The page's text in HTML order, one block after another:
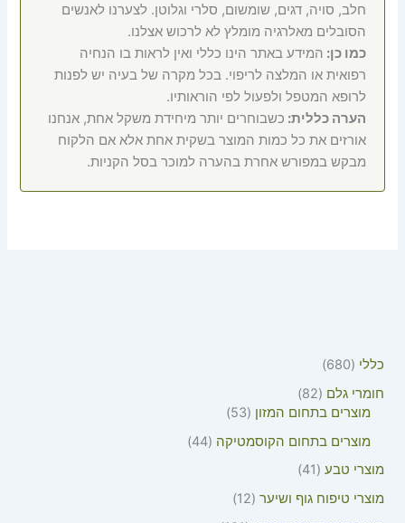
כללי
680
חומרי גלם
82
מוצרים בתחום המזון
53
מוצרים בתחום הקוסמטיקה 44
מוצרי טבע
41
מוצרי טיפוח גוף ושיער 12
חלב, סויה, דגים, שומשום, סלרי וגלוטן. לצערנו לאנשים
הסובלים מאלרגיה מומלץ לא לרכוש אצלנו.
כמו כן: המידע באתר הינו כללי ואין לראות בו הנחיה
רפואית או המלצה לריפוי. בכל מקרה של בעיה יש לפנות
לרופא המטפל ולפעול לפי הוראותיו.
הערה כללית: כשבוחרים יותר מיחידת משקל אחת, אנחנו
אורזים את כל כמות המוצר בשקית אחת אלא אם הלקוח
מבקש במפורש אחרת בהערה למוכר בסל הקניות.